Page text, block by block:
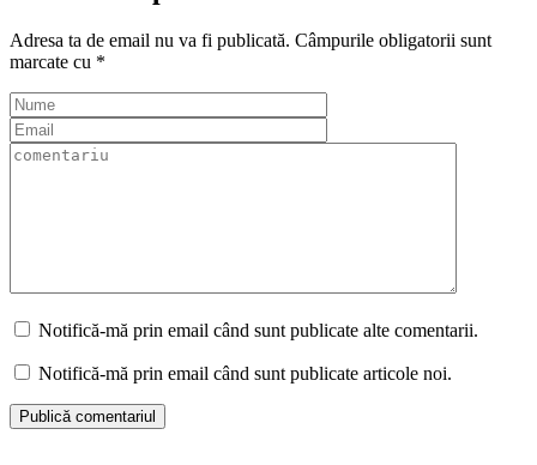
Adresa ta de email nu va fi publicată. Câmpurile obligatorii sunt
marcate cu *
Notifică-mă prin email când sunt publicate alte comentarii.
Notifică-mă prin email când sunt publicate articole noi.